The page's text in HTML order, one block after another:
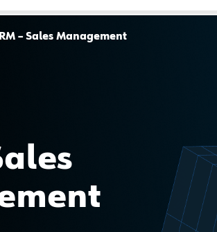
– Sales Management